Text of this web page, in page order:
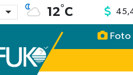
12°C
Foto